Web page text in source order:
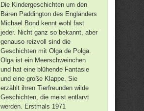
Die Kindergeschichten um den
Bären Paddington des Engländers
Michael Bond kennt wohl fast
jeder. Nicht ganz so bekannt, aber
genauso reizvoll sind die
Geschichten mit Olga de Polga.
Olga ist ein Meerschweinchen
und hat eine blühende Fantasie
und eine große Klappe. Sie
erzählt ihren Tierfreunden wilde
Geschichten, die meist entlarvt
werden. Erstmals 1971